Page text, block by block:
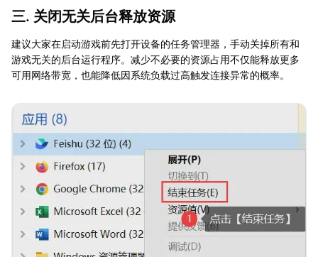
三. 关闭无关后台释放资源
建议大家在启动游戏前先打开设备的任务管理器，手动关掉所有和
游戏无关的后台运行程序。减少不必要的资源占用不仅能释放更多
可用网络带宽，也能降低因系统负载过高触发连接异常的概率。